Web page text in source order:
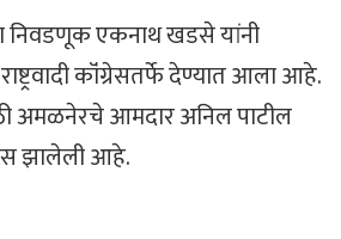
निवडणूक एकनाथ खडसे यांनी
कॉंग्रेसतर्फे देण्यात आला आहे.
अमळनेरचे आमदार अनिल पाटील
झालेली आहे.